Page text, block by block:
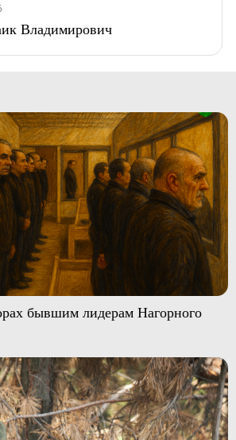
Владимирович
бывшим лидерам Нагорного